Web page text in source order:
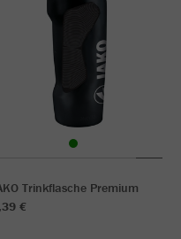
Trinkflasche Premium
€